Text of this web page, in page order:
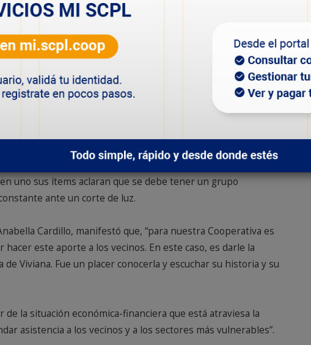
este agradecimiento a la Fundación Luz de
para atravesar este proceso, teniendo en cuenta mis
en la misma lucha”.
más de vida y una esperanza. Una oportunidad más de
Luz Esperanza de los electrodependientes, Cristián Sosa
en conjunto con la Cooperativa por el grupo de
que establece la gratuidad del servicio eléctrico para
uno sus ítems aclaran que se debe tener un grupo
ante un corte de luz.
Cardillo, manifestó que, “para nuestra Cooperativa es
este aporte a los vecinos. En este caso, es darle la
Viviana. Fue un placer conocerla y escuchar su historia y su
de la situación económica-financiera que está atraviesa la
asistencia a los vecinos y a los sectores más vulnerables”.